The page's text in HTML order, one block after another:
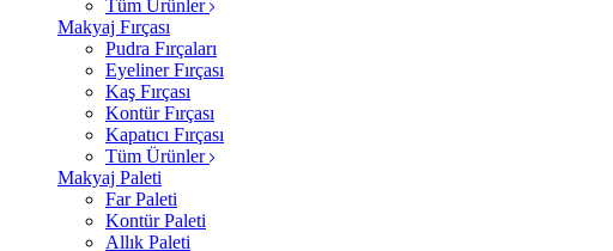
Tüm Ürünler
Makyaj Fırçası
Pudra Fırçaları
Eyeliner Fırçası
Kaş Fırçası
Kontür Fırçası
Kapatıcı Fırçası
Tüm Ürünler
Makyaj Paleti
Far Paleti
Kontür Paleti
Allık Paleti